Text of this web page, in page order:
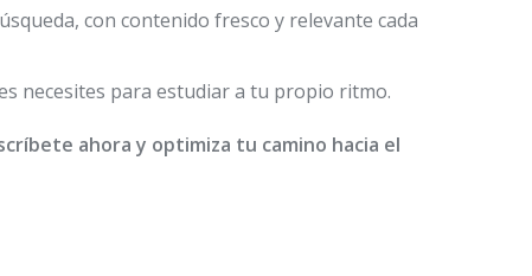
con contenido fresco y relevante cada
necesites para estudiar a tu propio ritmo.
ahora y optimiza tu camino hacia el